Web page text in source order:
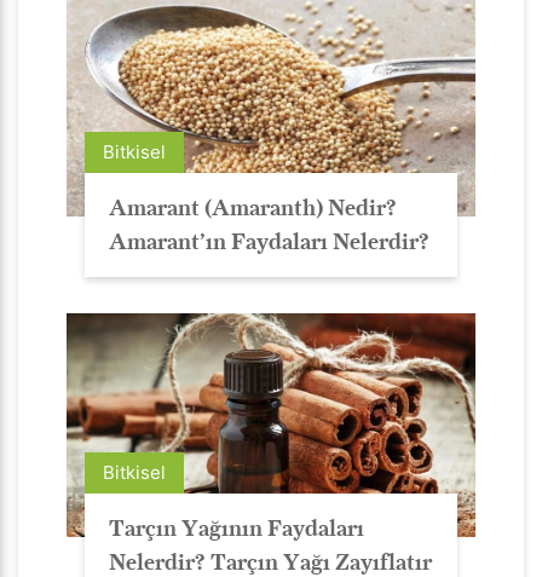
Bitkisel
Amarant (Amaranth) Nedir?
Amarant’ın Faydaları Nelerdir?
Bitkisel
Tarçın Yağının Faydaları
Nelerdir? Tarçın Yağı Zayıflatır